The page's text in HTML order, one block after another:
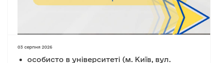
03 серпня 2026
особисто в університеті (м. Київ, вул.